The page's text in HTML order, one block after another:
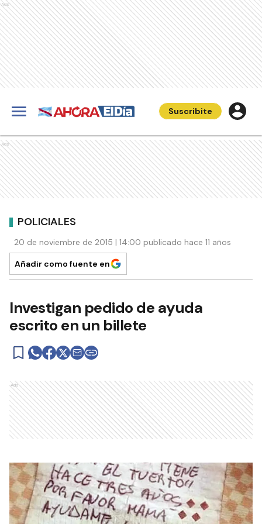
Ads
Suscribite
Ads
POLICIALES
20 de noviembre de 2015 | 14:00 publicado hace 11 años
Añadir como fuente en
Investigan pedido de ayuda
escrito en un billete
Ads